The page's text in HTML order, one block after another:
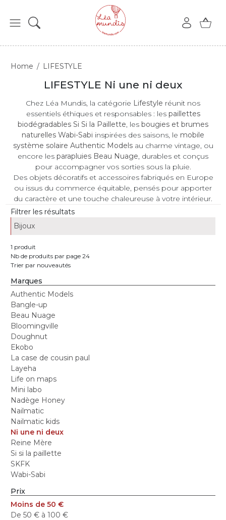
Home LIFESTYLE
LIFESTYLE Ni une ni deux
Chez Léa Mundis, la catégorie Lifestyle réunit nos
essentiels éthiques et responsables : les paillettes
biodégradables Si Si la Paillette, les bougies et brumes
naturelles Wabi-Sabi inspirées des saisons, le mobile
système solaire Authentic Modelsau charme vintage, ou
encore les parapluies Beau Nuage, durables et conçus
pour accompagner vos sorties sous la pluie.
Des objets décoratifs et accessoires fabriqués en Europe
ou issus du commerce équitable, pensés pour apporter
du caractère et une touche chaleureuse à votre intérieur.
Filtrer les résultats
Bijoux
1 produit
Nb de produits par page 24
Trier par nouveautés
Marques
Authentic Models
Bangle-up
Beau Nuage
Bloomingville
Doughnut
Ekobo
La case de cousin paul
Layeha
Life on maps
Mini labo
Nadège Honey
Nailmatic
Nailmatic kids
Ni une ni deux
Reine Mère
Si si la paillette
SKFK
Wabi-Sabi
Prix
Moins de 50 €
De 50 € à 100 €